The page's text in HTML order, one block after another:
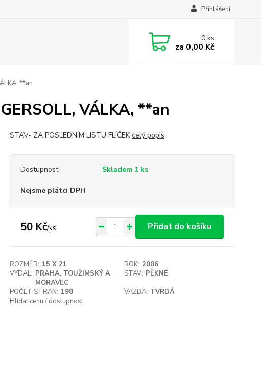
Přihlášení
0ks
za 0,00 Kč
**an
VÁLKA, **an
STAV- ZA POSLEDNÍM LISTU FLÍČEKcelý popis
Dostupnost Skladem 1 ks
Nejsme plátci DPH
50 Kč/ks Přidat do košíku
ROZMĚR: 15 X 21 ROK: 2006
VYDAL: PRAHA, TOUŽIMSKÝ A
MORAVEC
STAV: PĚKNÉ
POČET STRAN: 198 VAZBA: TVRDÁ
Hlídat cenu / dostupnost